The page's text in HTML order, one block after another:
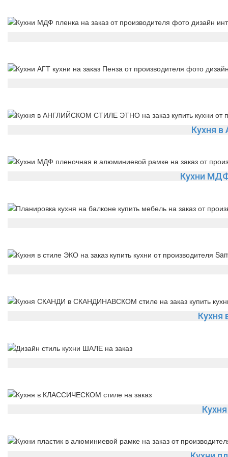
Кухня
Кухни